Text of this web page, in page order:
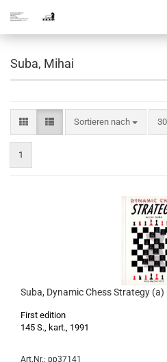
Suba, Mihai
Sortieren nach
Sortieren nach
1
Suba, Dynamic Chess Strategy (a)
First edition
145 S., kart., 1991
Art.Nr.: pp37141